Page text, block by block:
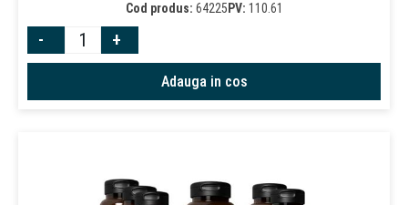
Cod produs: 64225 PV: 110.61
- +
Adauga in cos